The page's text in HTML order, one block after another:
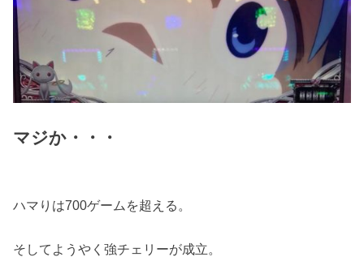
マジか・・・
ハマりは700ゲームを超える。
そしてようやく強チェリーが成立。